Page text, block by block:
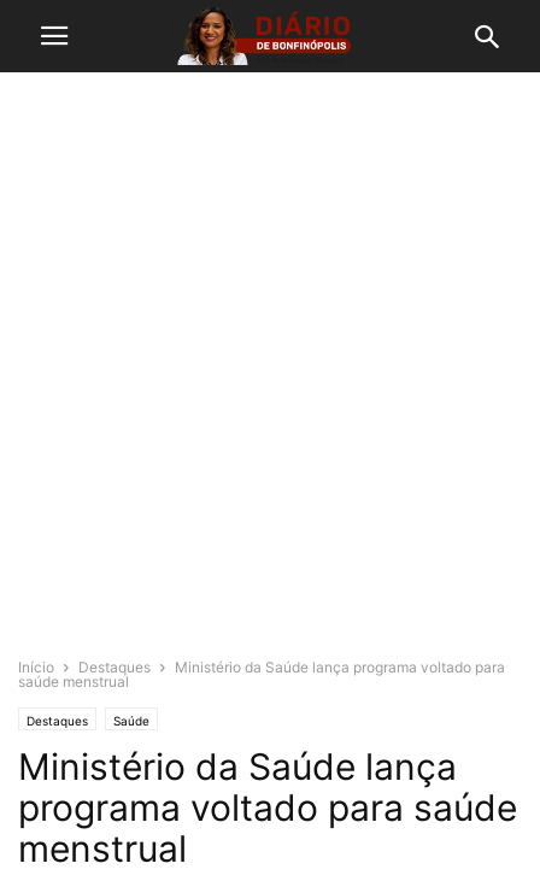
Início Destaques
Ministério da Saúde lança programa voltado para
saúde menstrual
Destaques Saúde
Ministério da Saúde lança
programa voltado para saúde
menstrual